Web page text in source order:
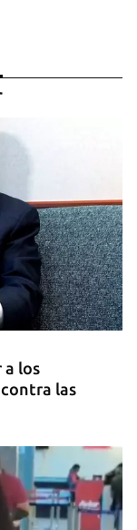
a los
las